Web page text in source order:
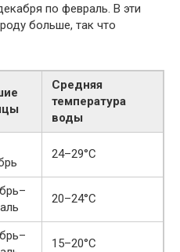
по февраль. В эти
больше, так что
Средняя
температура
воды
24–29°C
20–24°C
15–20°C